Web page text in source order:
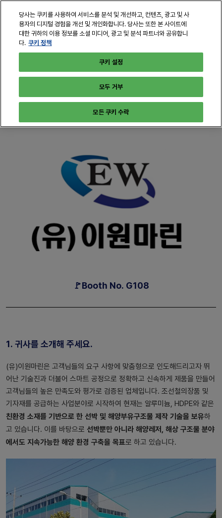
2028년 6월 21일 - 23일
인천, 송도컨벤시아
🚩Booth No. G108
1. 귀사를 소개해 주세요.
(유)이원마린은 고객님들의 요구 사항에 맞춤형으로 인도해드리고자 뛰
어난 기술진과 더불어 스마트 공정으로 정확하고 신속하게 제품을 만들어
고객님들의 높은 만족도와 평가로 검증된 업체입니다. 조선철의장품 및
기자재를 공급하는 사업분야로 시작하여 현재는 알루미늄, HDPE와 같은
친환경 소재를 기반으로 한 선박 및 해양부유구조물 제작 기술을 보유하
고 있습니다. 이를 바탕으로 선박뿐만 아니라 해양레저, 해상 구조물 분야
에서도 지속가능한 해양 환경 구축을 목표로 하고 있습니다.
당사는 쿠키를 사용하여 서비스를 분석 및 개선하고, 컨텐츠, 광고 및 사
용자의 디지털 경험을 개선 및 개인화합니다. 당사는 또한 본 사이트에
대한 귀하의 이용 정보를 소셜 미디어, 광고 및 분석 파트너와 공유합니
다. 쿠키 정책
쿠키 설정
모두 거부
모든 쿠키 수락